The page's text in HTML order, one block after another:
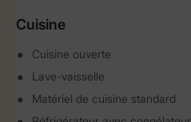
Cuisine
Cuisine ouverte
Lave-vaisselle
Matériel de cuisine standard